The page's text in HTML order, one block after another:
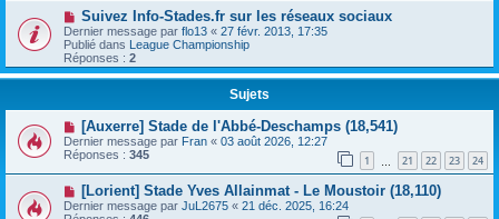
Suivez Info-Stades.fr sur les réseaux sociaux
Dernier message par flo13 « 27 févr. 2013, 17:35
Publié dans League Championship
Réponses : 2
Sujets
[Auxerre] Stade de l'Abbé-Deschamps (18,541)
Dernier message par Fran « 03 août 2026, 12:27
Réponses : 345 1 21 22 23 24
[Lorient] Stade Yves Allainmat - Le Moustoir (18,110)
Dernier message par JuL2675 « 21 déc. 2025, 16:24